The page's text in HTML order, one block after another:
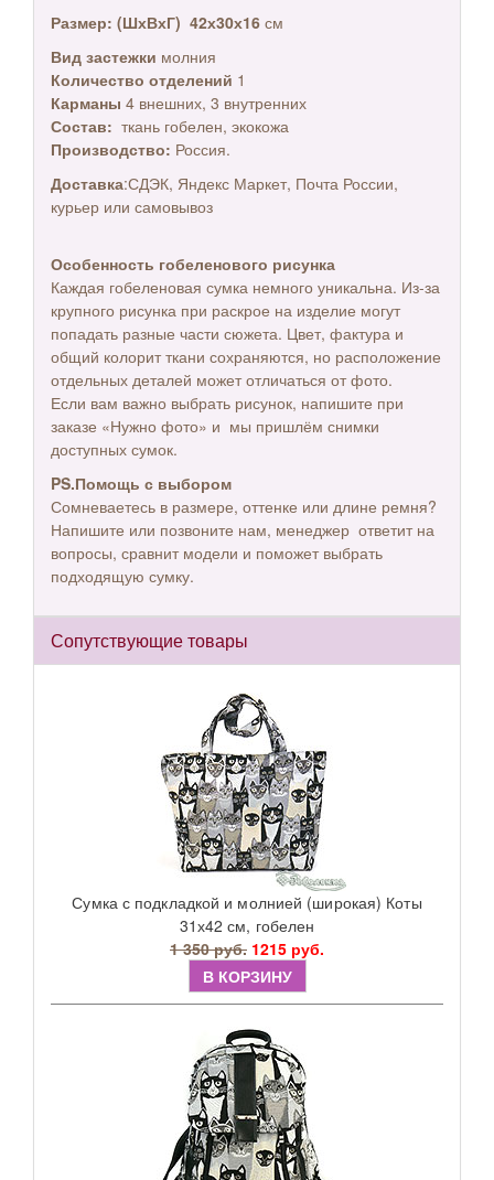
Размер: (ШхВхГ) 42х30х16 см
Вид застежки молния
Количество отделений 1
Карманы 4 внешних, 3 внутренних
Состав: ткань гобелен, экокожа
Производство: Россия.
Доставка:СДЭК, Яндекс Маркет, Почта России,
курьер или самовывоз
Особенность гобеленового рисунка
Каждая гобеленовая сумка немного уникальна. Из-за
крупного рисунка при раскрое на изделие могут
попадать разные части сюжета. Цвет, фактура и
общий колорит ткани сохраняются, но расположение
отдельных деталей может отличаться от фото.
Если вам важно выбрать рисунок, напишите при
заказе «Нужно фото» и мы пришлём снимки
доступных сумок.
PS.Помощь с выбором
Сомневаетесь в размере, оттенке или длине ремня?
Напишите или позвоните нам, менеджер ответит на
вопросы, сравнит модели и поможет выбрать
подходящую сумку.
Сопутствующие товары
Сумка с подкладкой и молнией (широкая) Коты
31х42 см, гобелен
1 350 руб. 1215 руб.
В КОРЗИНУ